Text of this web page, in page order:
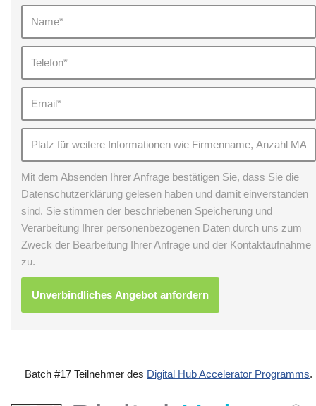
Mit dem Absenden Ihrer Anfrage bestätigen Sie, dass Sie die
Datenschutzerklärung gelesen haben und damit einverstanden
sind. Sie stimmen der beschriebenen Speicherung und
Verarbeitung Ihrer personenbezogenen Daten durch uns zum
Zweck der Bearbeitung Ihrer Anfrage und der Kontaktaufnahme
zu.
Batch #17 Teilnehmer des Digital Hub Accelerator Programms.